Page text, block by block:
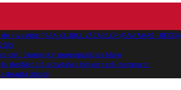
PASAJ CLUBUL VĂCARILOR (BAIA MARE - RECEA)
din 10 iunie și în municipiul Baia Mare
își desfășoară activitatea într-un sediu temporar.
cititorii